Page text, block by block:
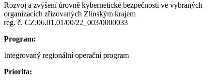
Rozvoj a zvýšení úrovně kybernetické bezpečnosti ve vybraných
organizacích zřizovaných Zlínským krajem
reg. č. CZ.06.01.01/00/22_003/0000033
Program:
Integrovaný regionální operační program
Priorita: